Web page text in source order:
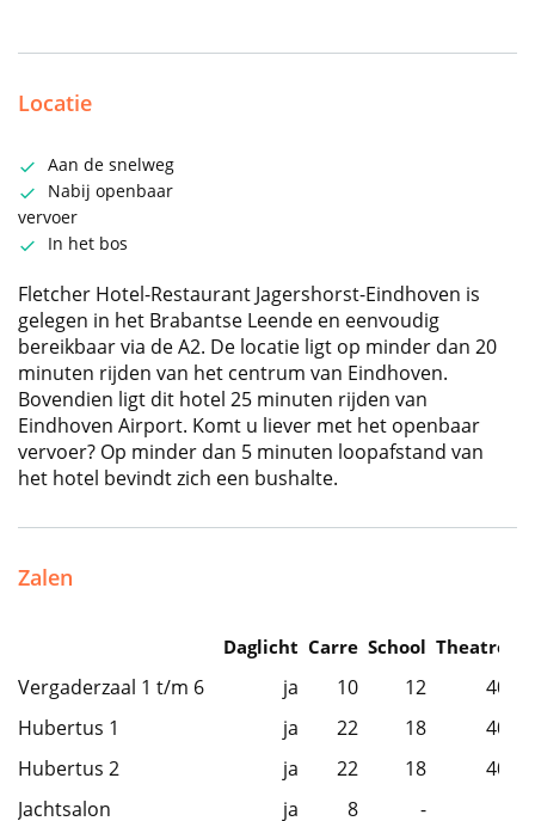
Locatie
Aan de snelweg
Nabij openbaar
vervoer
In het bos
Fletcher Hotel-Restaurant Jagershorst-Eindhoven is
gelegen in het Brabantse Leende en eenvoudig
bereikbaar via de A2. De locatie ligt op minder dan 20
minuten rijden van het centrum van Eindhoven.
Bovendien ligt dit hotel 25 minuten rijden van
Eindhoven Airport. Komt u liever met het openbaar
vervoer? Op minder dan 5 minuten loopafstand van
het hotel bevindt zich een bushalte.
Zalen
Daglicht Carre School Theatre
Vergaderzaal 1 t/m 6 ja 10 12
40
Hubertus 1
ja 22 18
40
Hubertus 2
ja 22 18
40
Jachtsalon
ja 8 -